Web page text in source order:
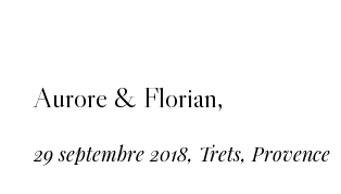
Aurore & Florian,
29 septembre 2018, Trets, Provence